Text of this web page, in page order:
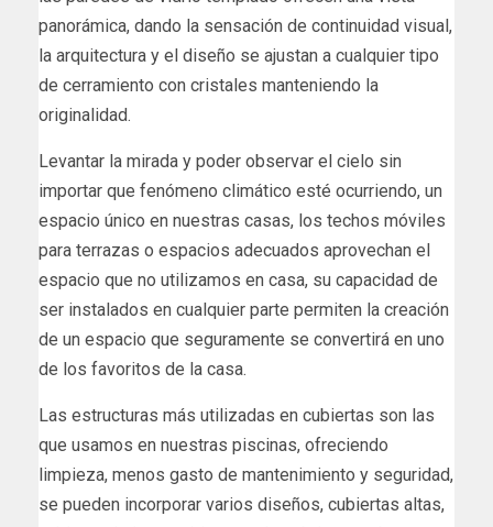
panorámica, dando la sensación de continuidad visual,
la arquitectura y el diseño se ajustan a cualquier tipo
de cerramiento con cristales manteniendo la
originalidad.
Levantar la mirada y poder observar el cielo sin
importar que fenómeno climático esté ocurriendo, un
espacio único en nuestras casas, los techos móviles
para terrazas o espacios adecuados aprovechan el
espacio que no utilizamos en casa, su capacidad de
ser instalados en cualquier parte permiten la creación
de un espacio que seguramente se convertirá en uno
de los favoritos de la casa.
Las estructuras más utilizadas en cubiertas son las
que usamos en nuestras piscinas, ofreciendo
limpieza, menos gasto de mantenimiento y seguridad,
se pueden incorporar varios diseños, cubiertas altas,